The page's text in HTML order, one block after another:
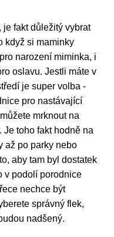
fakt důležitý vybrat
když si maminky
pro narození miminka, i
oslavu. Jestli máte v
je super volba -
pro nastávající
mrknout na
toho fakt hodně na
až po parky nebo
aby tam byl dostatek
v podolí porodnice
nechce být
správný flek,
nadšený.